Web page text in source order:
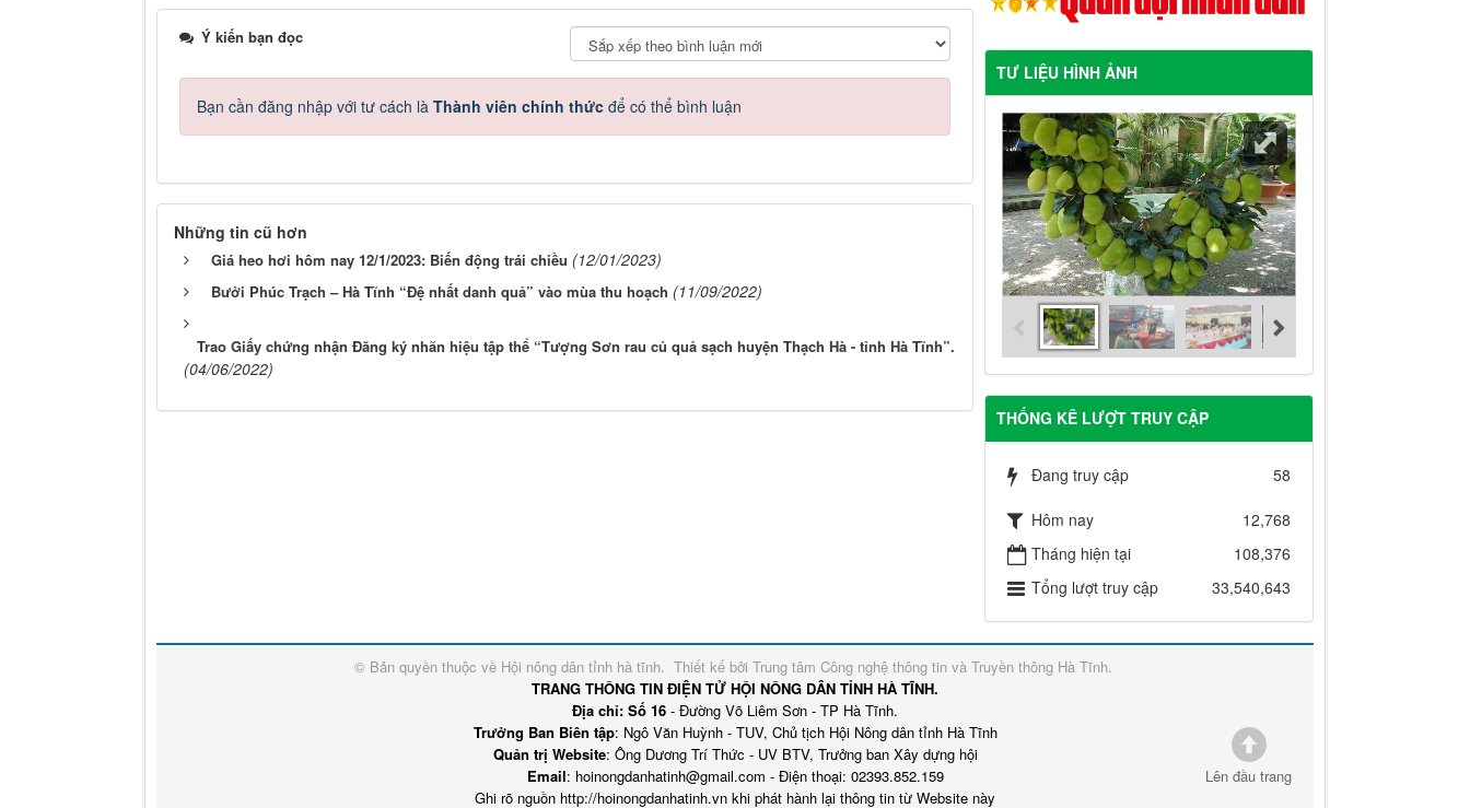
Ý kiến bạn đọc
Bạn cần đăng nhập với tư cách là Thành viên chính thức để có thể bình luận
Những tin cũ hơn
Giá heo hơi hôm nay 12/1/2023: Biến động trái chiều (12/01/2023)
Bưởi Phúc Trạch – Hà Tĩnh “Đệ nhất danh quả” vào mùa thu hoạch (11/09/2022)
Trao Giấy chứng nhận Đăng ký nhãn hiệu tập thể “Tượng Sơn rau củ quả sạch huyện Thạch Hà - tỉnh Hà Tĩnh”.
(04/06/2022)
TƯ LIỆU HÌNH ẢNH
THỐNG KÊ LƯỢT TRUY CẬP
Đang truy cập 58
Hôm nay
12,768
Tháng hiện tại
108,376
Tổng lượt truy cập
33,540,643
© Bản quyền thuộc về Hội nông dân tỉnh hà tĩnh. Thiết kế bởi Trung tâm Công nghệ thông tin và Truyền thông Hà Tĩnh.
TRANG THÔNG TIN ĐIỆN TỬ HỘI NÔNG DÂN TỈNH HÀ TĨNH.
Địa chỉ: Số 16 - Đường Võ Liêm Sơn - TP Hà Tĩnh.
Trưởng Ban Biên tập: Ngô Văn Huỳnh - TUV, Chủ tịch Hội Nông dân tỉnh Hà Tĩnh
Quản trị Website: Ông Dương Trí Thức - UV BTV, Trưởng ban Xây dựng hội
Email: hoinongdanhatinh@gmail.com - Điện thoại: 02393.852.159
Ghi rõ nguồn http://hoinongdanhatinh.vn khi phát hành lại thông tin từ Website này
Lên đầu trang